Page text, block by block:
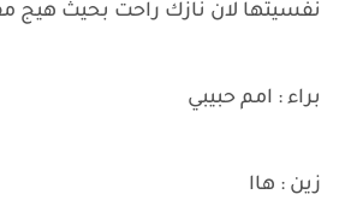
نفسيتها لان نازك راحت بحيث هيج
براء : امم حبيبي
زين : هاا